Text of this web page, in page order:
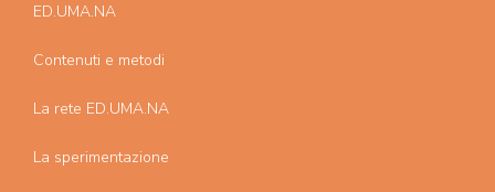
ED.UMA.NA
Contenuti e metodi
La rete ED.UMA.NA
La sperimentazione